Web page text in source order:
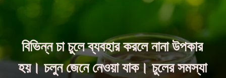
বিভিন্ন চা চুলে ব্যবহার করলে নানা উপকার
হয়। চলুন জেনে নেওয়া যাক। চুলের সমস্যা